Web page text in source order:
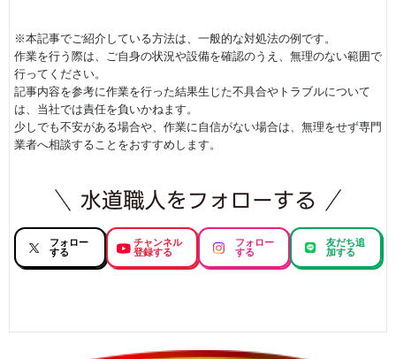
※本記事でご紹介している方法は、一般的な対処法の例です。
作業を行う際は、ご自身の状況や設備を確認のうえ、無理のない範囲で
行ってください。
記事内容を参考に作業を行った結果生じた不具合やトラブルについて
は、当社では責任を負いかねます。
少しでも不安がある場合や、作業に自信がない場合は、無理をせず専門
業者へ相談することをおすすめします。
フォロー
する
チャンネル
登録する
フォロー
する
友だち追
加する